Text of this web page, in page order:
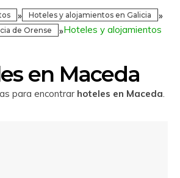
» Hoteles y alojamientos en Galicia »
de Orense »Hoteles y alojamientos
en Maceda
para encontrar hoteles en Maceda.